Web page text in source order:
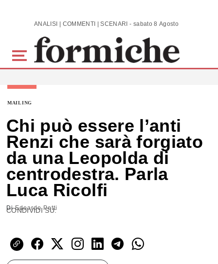
Skip to main content ANALISI | COMMENTI | SCENARI - sabato 8 Agosto 2026
MAILING
Chi può essere l’anti
Renzi che sarà forgiato
da una Leopolda di
centrodestra. Parla
Luca Ricolfi
DiEdoardo Petti
CONDIVIDI SU: